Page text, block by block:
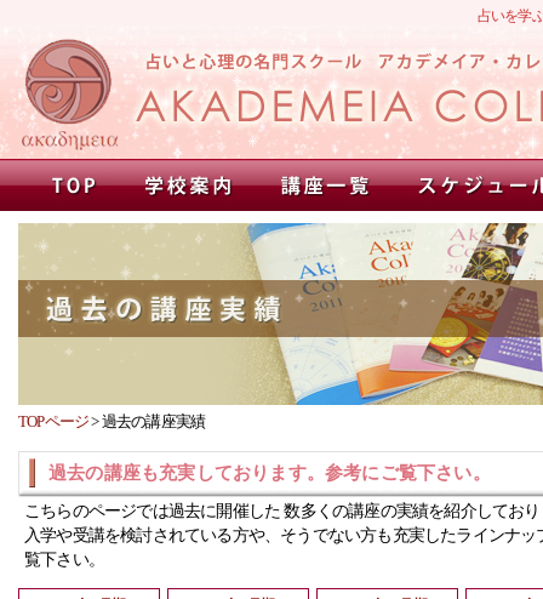
占いを学
TOPページ>過去の講座実績
過去の講座も充実しております。参考にご覧下さい。
こちらのページでは過去に開催した 数多くの講座の実績を紹介してお
入学や受講を検討されている方や、そうでない方も充実したラインナッ
覧下さい。